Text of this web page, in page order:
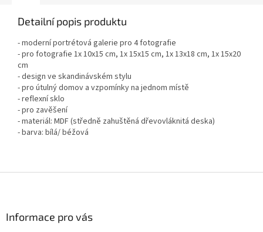
Detailní popis produktu
- moderní portrétová galerie pro 4 fotografie
- pro fotografie 1x 10x15 cm, 1x 15x15 cm, 1x 13x18 cm, 1x 15x20
cm
- design ve skandinávském stylu
- pro útulný domov a vzpomínky na jednom místě
- reflexní sklo
- pro zavěšení
- materiál: MDF (středně zahuštěná dřevovláknitá deska)
- barva: bílá/ béžová
Informace pro vás